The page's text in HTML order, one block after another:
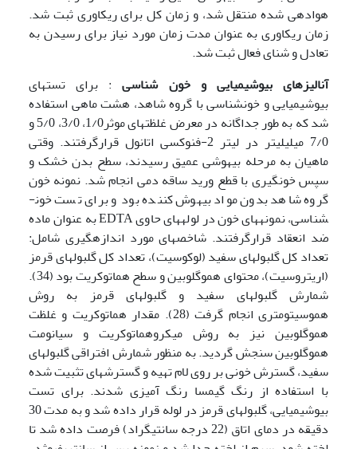
هوادهی شده منتقل شد، و زمان کل برای ریکاوری ثبت شد.
زمان ریکاوری به عنوان مدت زمان مورد نیاز برای رسیدن به
تعادل و شنای فعال ثبت شد.
آنالیز­های بیوشیمیایی و خون شناسی: برای تست­های
بیوشیمیایی و خون­شناسی با گروه شاهد، هشت ماهی استفاده
شد که به طور جداگانه در معرض غلظت­های موثر1/0، 3/0، 5/0 و
7/0 میلی­لیتر در لیتر 2-فنوکسی اتانول قرارگرفتند. وقتی
ماهیان به مرحله بیهوشی عمیق رسیدند، سطح بدن خشک و
سپس خون­گیری با قطع ورید ساقه دمی انجام شد. نمونه خون
گروه شاهد بدون مواد بیهوش کننده بود و برای تست خون­
شناسی، نمونه­های خون در لوله­های حاوی EDTA به عنوان ماده
ضد انعقاد قرارگرفتند. شاخص­های مورد اندازه­گیری شامل:
تعداد کل گلبول­های سفید (لوکوسیت)، تعداد کل گلبول­های قرمز
(اریتروسیت)، محتوای هموگلوبین و سطح هماتوکریت بود (34).
شمارش گلبول­های سفید و گلبول­های قرمز به روش
هموسیتومتری انجام گرفت (28). مقدار هماتوکریت و غلظت
هموگلوبین نیز به روش میکروهماتوکریت و سیانومت
هموگلوبین سنجش گردید. به منظور شمارش افتراقی گلبول­های
سفید، گسترش خونی بر روی لام تهیه و گسترش­های تثبیت شده
با استفاده از رنگ گیمسا رنگ آمیزی شدند. برای تست
بیوشیمیایی، گلبول­های قرمز در لوله قرار داده شد و به مدت 30
دقیقه در دمای اتاق (22 درجه­ سانتی­گراد) فرصت داده شد تا